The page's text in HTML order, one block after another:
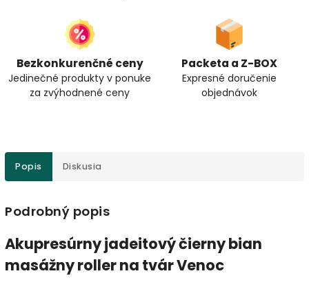
Bezkonkurenčné ceny
Jedinečné produkty v ponuke
za zvýhodnené ceny
Packeta a Z-BOX
Expresné doručenie
objednávok
Popis Diskusia
Podrobný popis
Akupresúrny jadeitový čierny bian
masážny roller na tvár Venoc